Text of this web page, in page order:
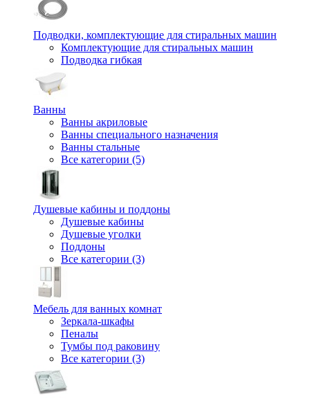
Подводки, комплектующие для стиральных машин
Комплектующие для стиральных машин
Подводка гибкая
Ванны
Ванны акриловые
Ванны специального назначения
Ванны стальные
Все категории (5)
Душевые кабины и поддоны
Душевые кабины
Душевые уголки
Поддоны
Все категории (3)
Мебель для ванных комнат
Зеркала-шкафы
Пеналы
Тумбы под раковину
Все категории (3)